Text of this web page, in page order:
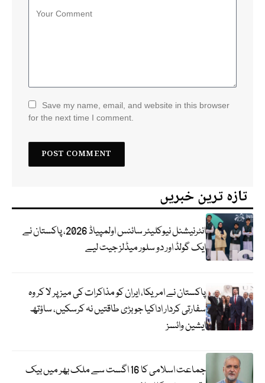
Save my name, email, and website in this browser
for the next time I comment.
تازہ ترین خبریں
انٹرنیشنل نیوکلیئر سائنس اولمپیاڈ 2026، پاکستان نے
ایک گولڈ اور دو سلور میڈلز جیت لیے
پاکستان نے امریکا، ایران کو مذاکرات کی میز پر لا کر وہ
سفارتی کردار اداکیا جو بڑی طاقتیں نہ کرسکیں، ساؤتھ
ایشین وائسز
جماعت اسلامی کا 16 اگست سے ملک بھر میں بیک